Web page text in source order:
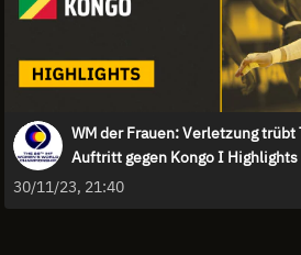
WM der Frauen: Verletzung
Auftritt gegen Kongo I Highlights
30/11/23, 21:40